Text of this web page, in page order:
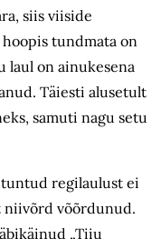
siis viiside
tundmata on
laul on ainukesena
Täiesti alusetult
samuti nagu setu
regilaulust ei
niivõrd võõrdunud.
„Tiiu